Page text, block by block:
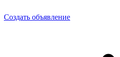
Создать объявление